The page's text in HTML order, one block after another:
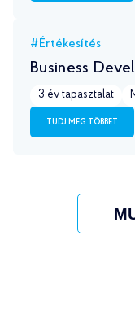
#Értékesítés
Business
3 év tapasztalat
TUDJ MEG TÖBBET